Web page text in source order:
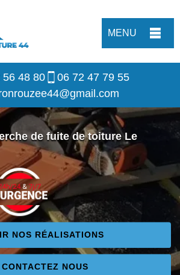
MENU
56 48 80
06 72 47 79 55
de fuite de toiture Le
NOS RÉALISATIONS
CONTACTEZ NOUS